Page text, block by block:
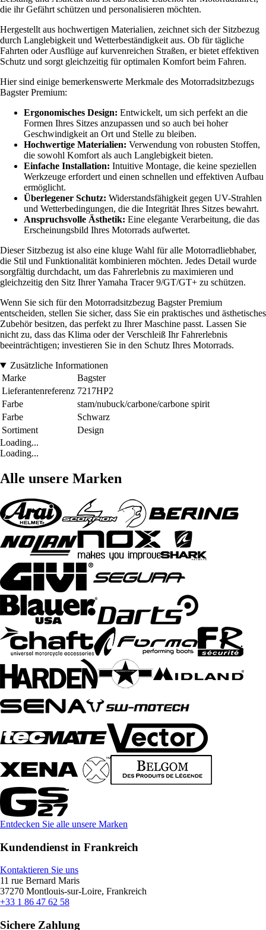
die ihr Gefährt schützen und personalisieren möchten.
Hergestellt aus hochwertigen Materialien, zeichnet sich der Sitzbezug
durch Langlebigkeit und Wetterbeständigkeit aus. Ob für tägliche
Fahrten oder Ausflüge auf kurvenreichen Straßen, er bietet effektiven
Schutz und sorgt gleichzeitig für optimalen Komfort beim Fahren.
Hier sind einige bemerkenswerte Merkmale des Motorradsitzbezugs
Bagster Premium:
Ergonomisches Design: Entwickelt, um sich perfekt an die
Formen Ihres Sitzes anzupassen und so auch bei hoher
Geschwindigkeit an Ort und Stelle zu bleiben.
Hochwertige Materialien: Verwendung von robusten Stoffen,
die sowohl Komfort als auch Langlebigkeit bieten.
Einfache Installation: Intuitive Montage, die keine speziellen
Werkzeuge erfordert und einen schnellen und effektiven Aufbau
ermöglicht.
Überlegener Schutz: Widerstandsfähigkeit gegen UV-Strahlen
und Wetterbedingungen, die die Integrität Ihres Sitzes bewahrt.
Anspruchsvolle Ästhetik: Eine elegante Verarbeitung, die das
Erscheinungsbild Ihres Motorrads aufwertet.
Dieser Sitzbezug ist also eine kluge Wahl für alle Motorradliebhaber,
die Stil und Funktionalität kombinieren möchten. Jedes Detail wurde
sorgfältig durchdacht, um das Fahrerlebnis zu maximieren und
gleichzeitig den Sitz Ihrer Yamaha Tracer 9/GT/GT+ zu schützen.
Wenn Sie sich für den Motorradsitzbezug Bagster Premium
entscheiden, stellen Sie sicher, dass Sie ein praktisches und ästhetisches
Zubehör besitzen, das perfekt zu Ihrer Maschine passt. Lassen Sie
nicht zu, dass das Klima oder der Verschleiß Ihr Fahrerlebnis
beeinträchtigen; investieren Sie in den Schutz Ihres Motorrads.
Zusätzliche Informationen
Marke
Bagster
Lieferantenreferenz 7217HP2
Farbe
stam/nubuck/carbone/carbone spirit
Farbe
Schwarz
Sortiment
Design
Loading...
Loading...
Alle unsere Marken
Entdecken Sie alle unsere Marken
Kundendienst in Frankreich
Kontaktieren Sie uns
11 rue Bernard Maris
37270 Montlouis-sur-Loire, Frankreich
+33 1 86 47 62 58
Sichere Zahlung